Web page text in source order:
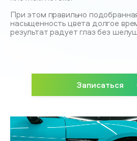
При этом правильно
насыщенность цвета долгое
результат радует глаз без
Записаться